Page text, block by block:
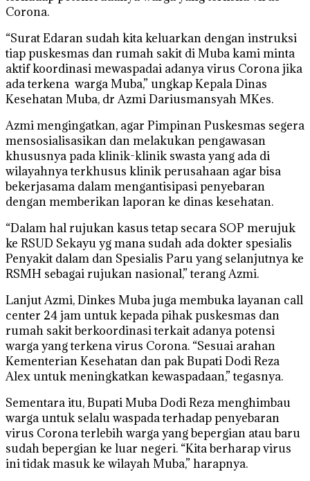
Corona.
“Surat Edaran sudah kita keluarkan dengan instruksi
tiap puskesmas dan rumah sakit di Muba kami minta
aktif koordinasi mewaspadai adanya virus Corona jika
ada terkena warga Muba,” ungkap Kepala Dinas
Kesehatan Muba, dr Azmi Dariusmansyah MKes.
Azmi mengingatkan, agar Pimpinan Puskesmas segera
mensosialisasikan dan melakukan pengawasan
khususnya pada klinik-klinik swasta yang ada di
wilayahnya terkhusus klinik perusahaan agar bisa
bekerjasama dalam mengantisipasi penyebaran
dengan memberikan laporan ke dinas kesehatan.
“Dalam hal rujukan kasus tetap secara SOP merujuk
ke RSUD Sekayu yg mana sudah ada dokter spesialis
Penyakit dalam dan Spesialis Paru yang selanjutnya ke
RSMH sebagai rujukan nasional,” terang Azmi.
Lanjut Azmi, Dinkes Muba juga membuka layanan call
center 24 jam untuk kepada pihak puskesmas dan
rumah sakit berkoordinasi terkait adanya potensi
warga yang terkena virus Corona. “Sesuai arahan
Kementerian Kesehatan dan pak Bupati Dodi Reza
Alex untuk meningkatkan kewaspadaan,” tegasnya.
Sementara itu, Bupati Muba Dodi Reza menghimbau
warga untuk selalu waspada terhadap penyebaran
virus Corona terlebih warga yang bepergian atau baru
sudah bepergian ke luar negeri. “Kita berharap virus
ini tidak masuk ke wilayah Muba,” harapnya.